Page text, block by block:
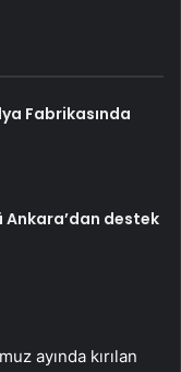
Fabrikasında
Ankara’dan destek
ayında kırılan